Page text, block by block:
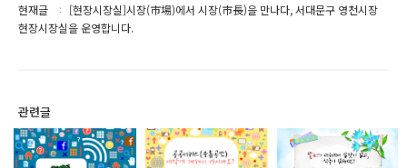
현재글
[현장시장실]시장(市場)에서 시장(市長)을 만나다, 서대문구 영천시장
현장시장실을 운영합니다.
관련글